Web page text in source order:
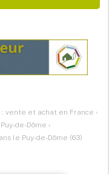
vente et achat en France ›
de-Dôme ›
le Puy-de-Dôme (63)